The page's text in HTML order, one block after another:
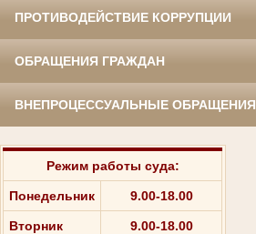
ПРОТИВОДЕЙСТВИЕ КОРРУПЦИИ
ОБРАЩЕНИЯ ГРАЖДАН
ВНЕПРОЦЕССУАЛЬНЫЕ ОБРАЩЕНИЯ
Режим работы суда:
Понедельник 9.00-18.00
Вторник 9.00-18.00